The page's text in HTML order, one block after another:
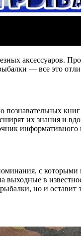
аксессуаров.
— все это
их знания и
информативного
с
выходные в
но и